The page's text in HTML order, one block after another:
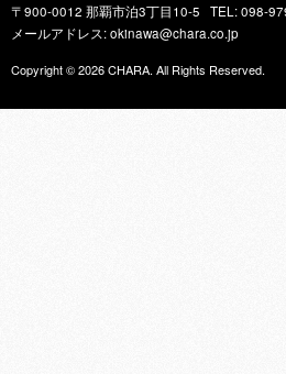
〒900-0012 那覇市泊3丁目10-5
TEL: 098-
メールアドレス: okinawa@chara.co.jp
Copyright © 2026CHARA. All Rights Reserved.